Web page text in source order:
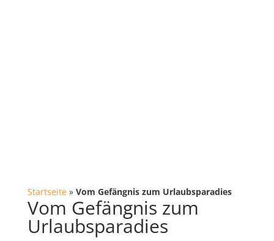
Startseite» Vom Gefängnis zum Urlaubsparadies
Vom Gefängnis zum
Urlaubsparadies